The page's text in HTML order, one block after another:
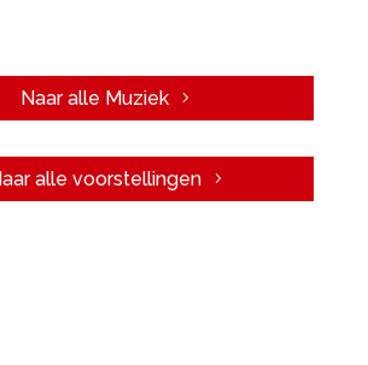
Naar alle Muziek
alle voorstellingen